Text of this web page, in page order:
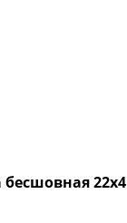
22х4